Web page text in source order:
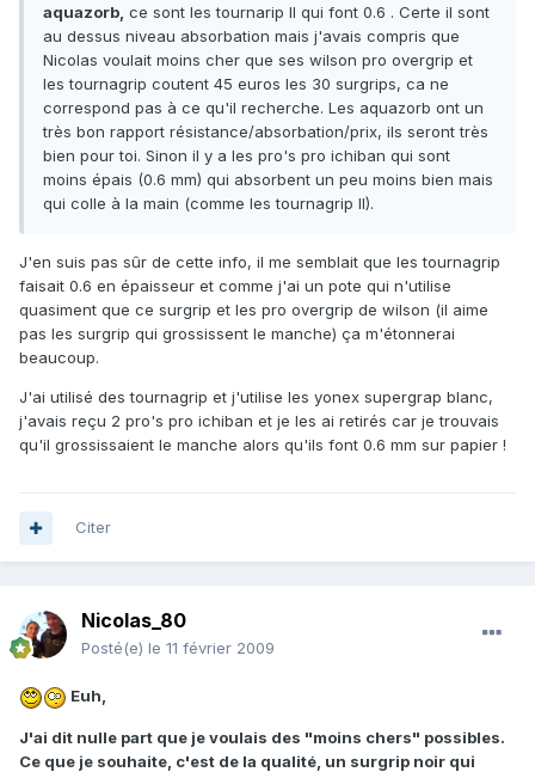
aquazorb, ce sont les tournarip II qui font 0.6 . Certe il sont
au dessus niveau absorbation mais j'avais compris que
Nicolas voulait moins cher que ses wilson pro overgrip et
les tournagrip coutent 45 euros les 30 surgrips, ca ne
correspond pas à ce qu'il recherche. Les aquazorb ont un
très bon rapport résistance/absorbation/prix, ils seront très
bien pour toi. Sinon il y a les pro's pro ichiban qui sont
moins épais (0.6 mm) qui absorbent un peu moins bien mais
qui colle à la main (comme les tournagrip II).
J'en suis pas sûr de cette info, il me semblait que les tournagrip
faisait 0.6 en épaisseur et comme j'ai un pote qui n'utilise
quasiment que ce surgrip et les pro overgrip de wilson (il aime
pas les surgrip qui grossissent le manche) ça m'étonnerai
beaucoup.
J'ai utilisé des tournagrip et j'utilise les yonex supergrap blanc,
j'avais reçu 2 pro's pro ichiban et je les ai retirés car je trouvais
qu'il grossissaient le manche alors qu'ils font 0.6 mm sur papier !
Citer
Nicolas_80
Posté(e) le 11 février 2009
Euh,
J'ai dit nulle part que je voulais des "moins chers" possibles.
Ce que je souhaite, c'est de la qualité, un surgrip noir qui